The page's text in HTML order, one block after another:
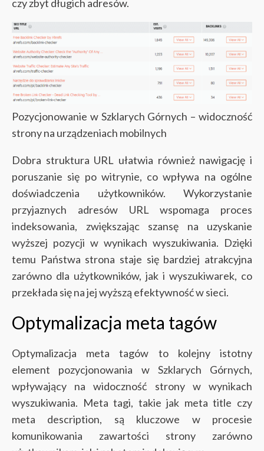
czy zbyt długich adresów.
Pozycjonowanie w Szklarych Górnych – widoczność
strony na urządzeniach mobilnych
Dobra struktura URL ułatwia również nawigację i
poruszanie się po witrynie, co wpływa na ogólne
doświadczenia użytkowników. Wykorzystanie
przyjaznych adresów URL wspomaga proces
indeksowania, zwiększając szansę na uzyskanie
wyższej pozycji w wynikach wyszukiwania. Dzięki
temu Państwa strona staje się bardziej atrakcyjna
zarówno dla użytkowników, jak i wyszukiwarek, co
przekłada się na jej wyższą efektywność w sieci.
Optymalizacja meta tagów
Optymalizacja meta tagów to kolejny istotny
element pozycjonowania w Szklarych Górnych,
wpływający na widoczność strony w wynikach
wyszukiwania. Meta tagi, takie jak meta title czy
meta description, są kluczowe w procesie
komunikowania zawartości strony zarówno